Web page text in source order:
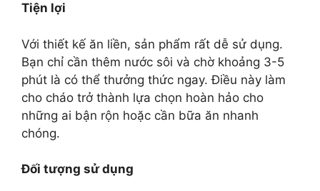
Tiện lợi
Với thiết kế ăn liền, sản phẩm rất dễ sử dụng.
Bạn chỉ cần thêm nước sôi và chờ khoảng 3-5
phút là có thể thưởng thức ngay. Điều này làm
cho cháo trở thành lựa chọn hoàn hảo cho
những ai bận rộn hoặc cần bữa ăn nhanh
chóng.
Đối tượng sử dụng